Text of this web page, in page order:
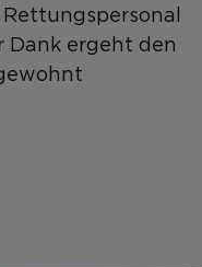
Dank ergeht den